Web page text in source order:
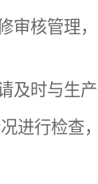
审核管理
时与生产
进行检查